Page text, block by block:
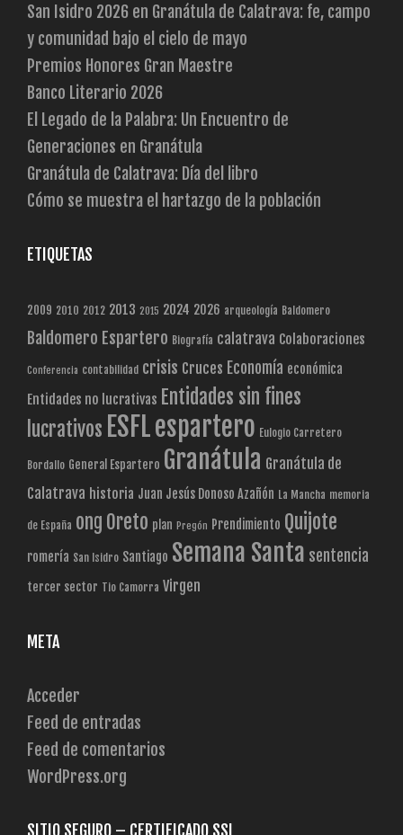
San Isidro 2026 en Granátula de Calatrava: fe, campo
y comunidad bajo el cielo de mayo
Premios Honores Gran Maestre
Banco Literario 2026
El Legado de la Palabra: Un Encuentro de
Generaciones en Granátula
Granátula de Calatrava: Día del libro
Cómo se muestra el hartazgo de la población
ETIQUETAS
2009 2010 2012 2013 2015 2024 2026 arqueología Baldomero
Baldomero Espartero Biografía calatrava Colaboraciones
Conferencia contabilidad crisis Cruces Economía económica
Entidades no lucrativas Entidades sin fines
lucrativos ESFLespartero Eulogio Carretero
Bordallo General Espartero Granátula Granátula de
Calatrava historia Juan Jesús Donoso Azañón La Mancha memoria
de España ong Oreto plan Pregón Prendimiento Quijote
romería San Isidro Santiago Semana Santa sentencia
tercer sector Tio Camorra Virgen
META
Acceder
Feed de entradas
Feed de comentarios
WordPress.org
SITIO SEGURO – CERTIFICADO SSL